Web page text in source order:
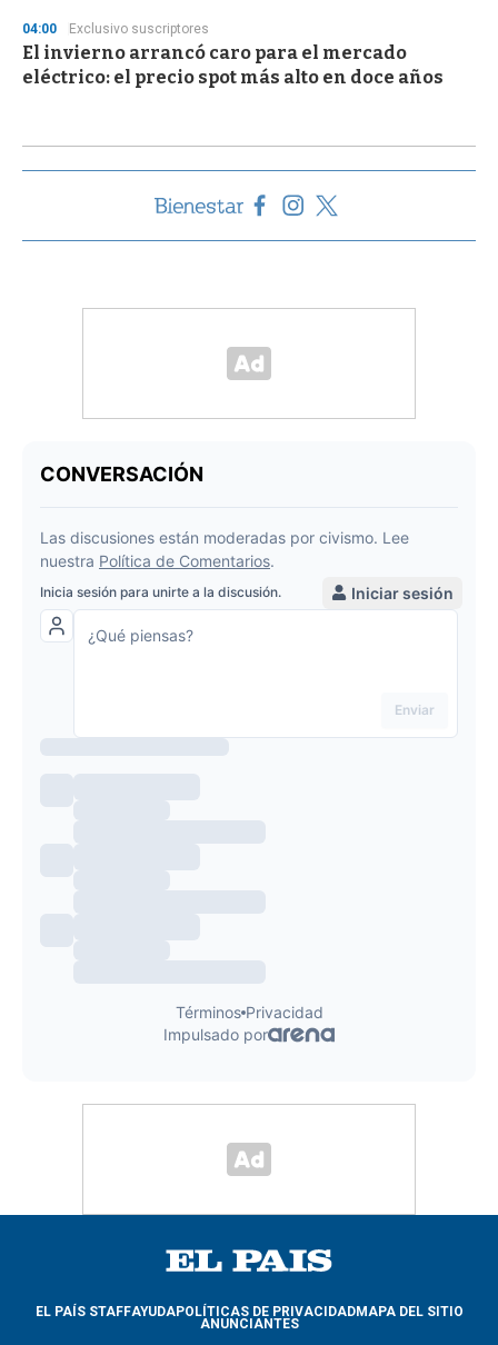
04:00 Exclusivo suscriptores
El invierno arrancó caro para el mercado
eléctrico: el precio spot más alto en doce años
EL PAÍS STAFFAYUDAPOLÍTICAS DE PRIVACIDADMAPA DEL SITIO
ANUNCIANTES